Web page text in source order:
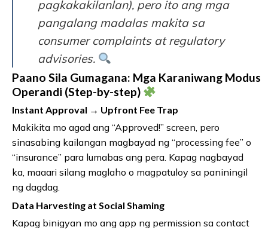
pagkakakilanlan), pero ito ang mga
pangalang madalas makita sa
consumer complaints at regulatory
advisories.
Paano Sila Gumagana: Mga Karaniwang Modus
Operandi (Step-by-step)
Instant Approval → Upfront Fee Trap
Makikita mo agad ang “Approved!” screen, pero
sinasabing kailangan magbayad ng “processing fee” o
“insurance” para lumabas ang pera. Kapag nagbayad
ka, maaari silang maglaho o magpatuloy sa paniningil
ng dagdag.
Data Harvesting at Social Shaming
Kapag binigyan mo ang app ng permission sa contact